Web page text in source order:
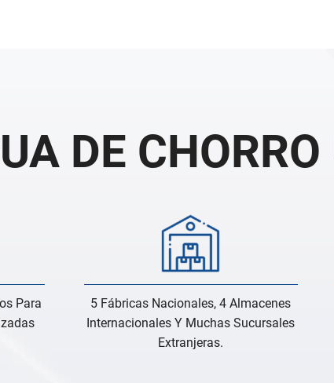
DE
Para
5 Fábricas Nacionales, 4 Almacenes
Internacionales Y Muchas Sucursales
Extranjeras.